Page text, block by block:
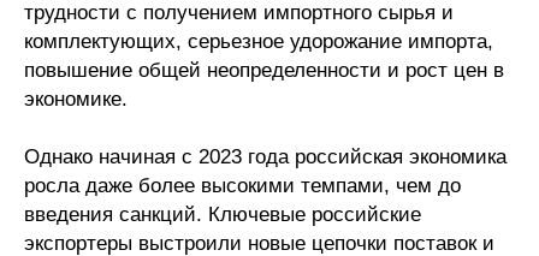
Российская Система Климатического
Мониторинга
Центр «Климатическая политика и
Образование и карьера
Кафедра МФТИ
трудности с получением импортного сырья и
комплектующих, серьезное удорожание импорта,
повышение общей неопределенности и рост цен в
экономике.
Однако начиная с 2023 года российская экономика
росла даже более высокими темпами, чем до
введения санкций. Ключевые российские
экспортеры выстроили новые цепочки поставок и